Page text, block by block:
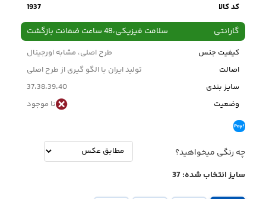
کد کالا 1937
گارانتی سلامت فیزیکی،48 ساعت ضمانت بازگشت
کیفیت جنس
طرح اصلی، مشابه اورجینال
اصالت
تولید ایران با الگو گیری از طرح اصلی
سایز بندی
37،38،39،40
وضعیت
نا موجود
چه رنگی میخواهید؟
سایز انتخاب شده:37